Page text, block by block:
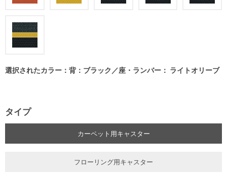
選択されたカラー：背：ブラック／座・ランバー： ライトオリーブ
タイプ
カーペット用キャスター
フローリング用キャスター